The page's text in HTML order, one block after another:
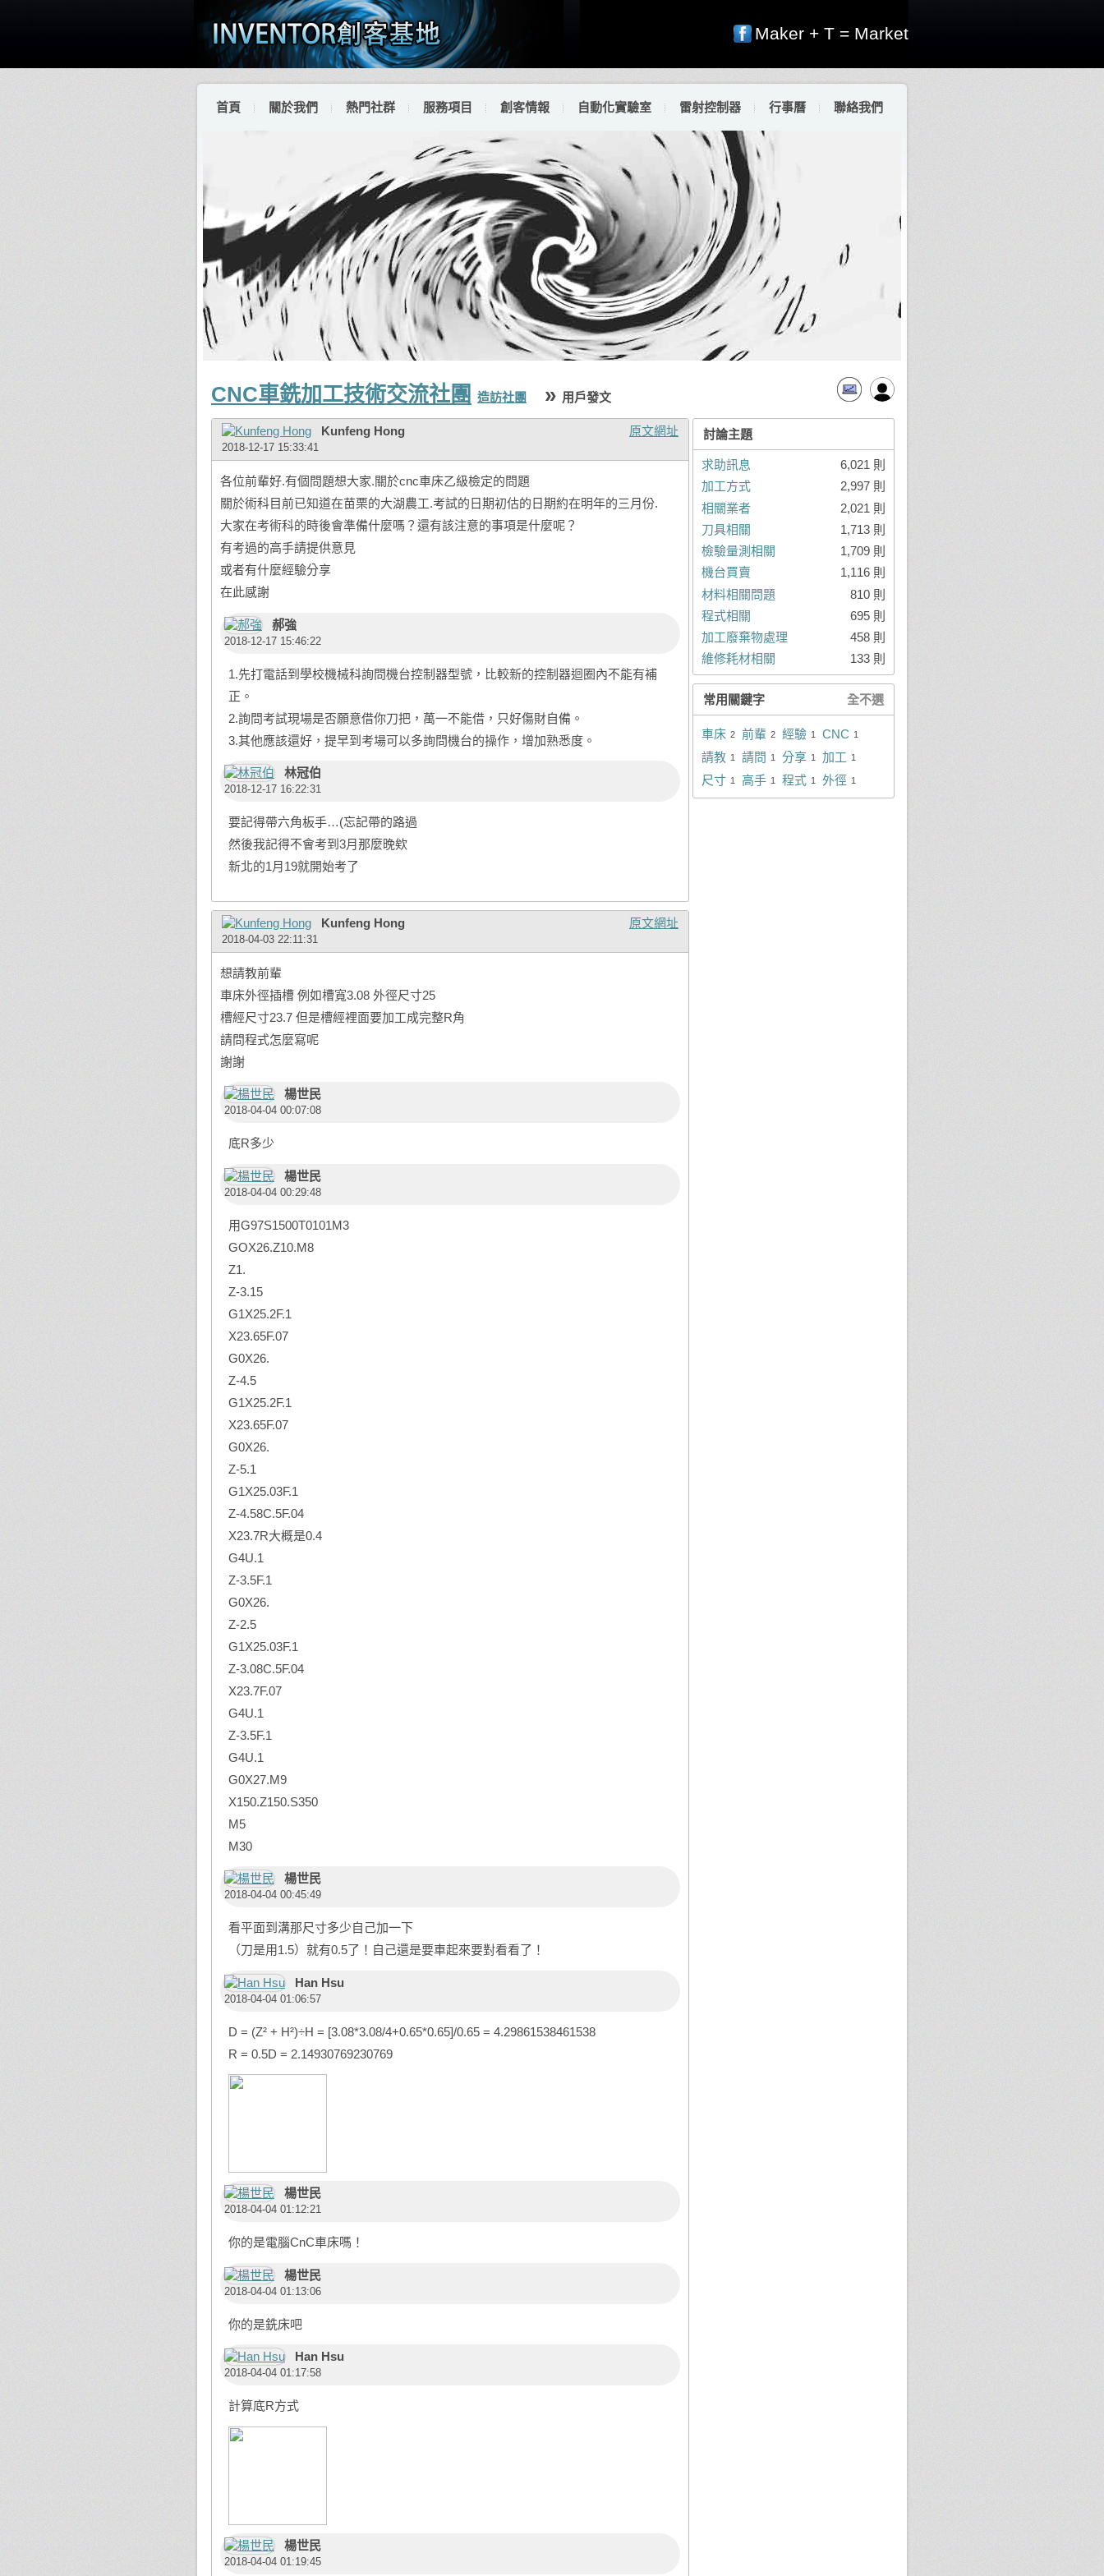
Maker + T = Market
首頁 關於我們 熱門社群 服務項目 創客情報 自動化實驗室 雷射控制器 行事曆 聯絡我們
CNC車銑加工技術交流社團 造訪社團 » 用戶發文
原文網址
Kunfeng Hong
2018-12-17 15:33:41
各位前輩好.有個問題想大家.關於cnc車床乙級檢定的問題
關於術科目前已知道在苗栗的大湖農工.考試的日期初估的日期約在明年的三月份.
大家在考術科的時後會準備什麼嗎？還有該注意的事項是什麼呢？
有考過的高手請提供意見
或者有什麼經驗分享
在此感謝
郝強
2018-12-17 15:46:22
1.先打電話到學校機械科詢問機台控制器型號，比較新的控制器迴圈內不能有補
正。
2.詢問考試現場是否願意借你刀把，萬一不能借，只好傷財自備。
3.其他應該還好，提早到考場可以多詢問機台的操作，增加熟悉度。
林冠伯
2018-12-17 16:22:31
要記得帶六角板手…(忘記帶的路過
然後我記得不會考到3月那麼晚欸
新北的1月19就開始考了
原文網址
Kunfeng Hong
2018-04-03 22:11:31
想請教前輩
車床外徑插槽 例如槽寬3.08 外徑尺寸25
槽經尺寸23.7 但是槽經裡面要加工成完整R角
請問程式怎麼寫呢
謝謝
楊世民
2018-04-04 00:07:08
底R多少
楊世民
2018-04-04 00:29:48
用G97S1500T0101M3
GOX26.Z10.M8
Z1.
Z-3.15
G1X25.2F.1
X23.65F.07
G0X26.
Z-4.5
G1X25.2F.1
X23.65F.07
G0X26.
Z-5.1
G1X25.03F.1
Z-4.58C.5F.04
X23.7R大概是0.4
G4U.1
Z-3.5F.1
G0X26.
Z-2.5
G1X25.03F.1
Z-3.08C.5F.04
X23.7F.07
G4U.1
Z-3.5F.1
G4U.1
G0X27.M9
X150.Z150.S350
M5
M30
楊世民
2018-04-04 00:45:49
看平面到溝那尺寸多少自己加一下
（刀是用1.5）就有0.5了！自己還是要車起來要對看看了！
Han Hsu
2018-04-04 01:06:57
D = (Z² + H²)÷H = [3.08*3.08/4+0.65*0.65]/0.65 = 4.29861538461538
R = 0.5D = 2.14930769230769
楊世民
2018-04-04 01:12:21
你的是電腦CnC車床嗎！
楊世民
2018-04-04 01:13:06
你的是銑床吧
Han Hsu
2018-04-04 01:17:58
計算底R方式
楊世民
2018-04-04 01:19:45
討論主題
6,021 則
求助訊息
2,997 則
加工方式
2,021 則
相關業者
1,713 則
刀具相關
1,709 則
檢驗量測相關
1,116 則
機台買賣
810 則
材料相關問題
695 則
程式相關
458 則
加工廢棄物處理
133 則
維修耗材相關
全不選
常用關鍵字
2
車床 2
前輩 1
經驗 1
CNC
1
請教 1
請問 1
分享 1
加工
1
尺寸 1
高手 1
程式 1
外徑